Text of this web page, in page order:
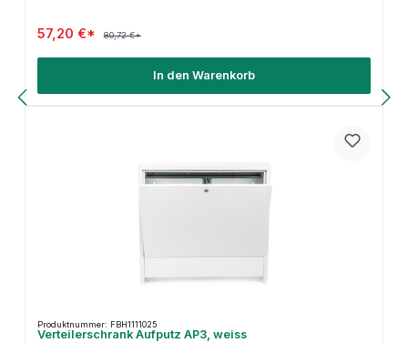
57,20 €* 80,72 €*
In den Warenkorb
Produktnummer: FBH1111025
Verteilerschrank Aufputz AP3, weiss